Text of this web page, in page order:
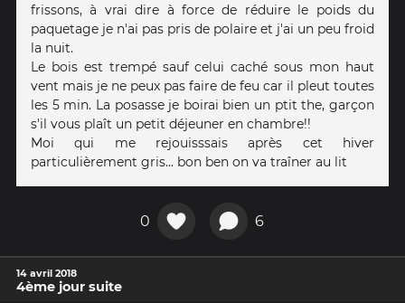
frissons, à vrai dire à force de réduire le poids du
paquetage je n'ai pas pris de polaire et j'ai un peu froid
la nuit.
Le bois est trempé sauf celui caché sous mon haut
vent mais je ne peux pas faire de feu car il pleut toutes
les 5 min. La posasse je boirai bien un ptit the, garçon
s'il vous plaît un petit déjeuner en chambre!!
Moi qui me rejouisssais après cet hiver
particulièrement gris... bon ben on va traîner au lit
0 6
14 avril 2018
4ème jour suite